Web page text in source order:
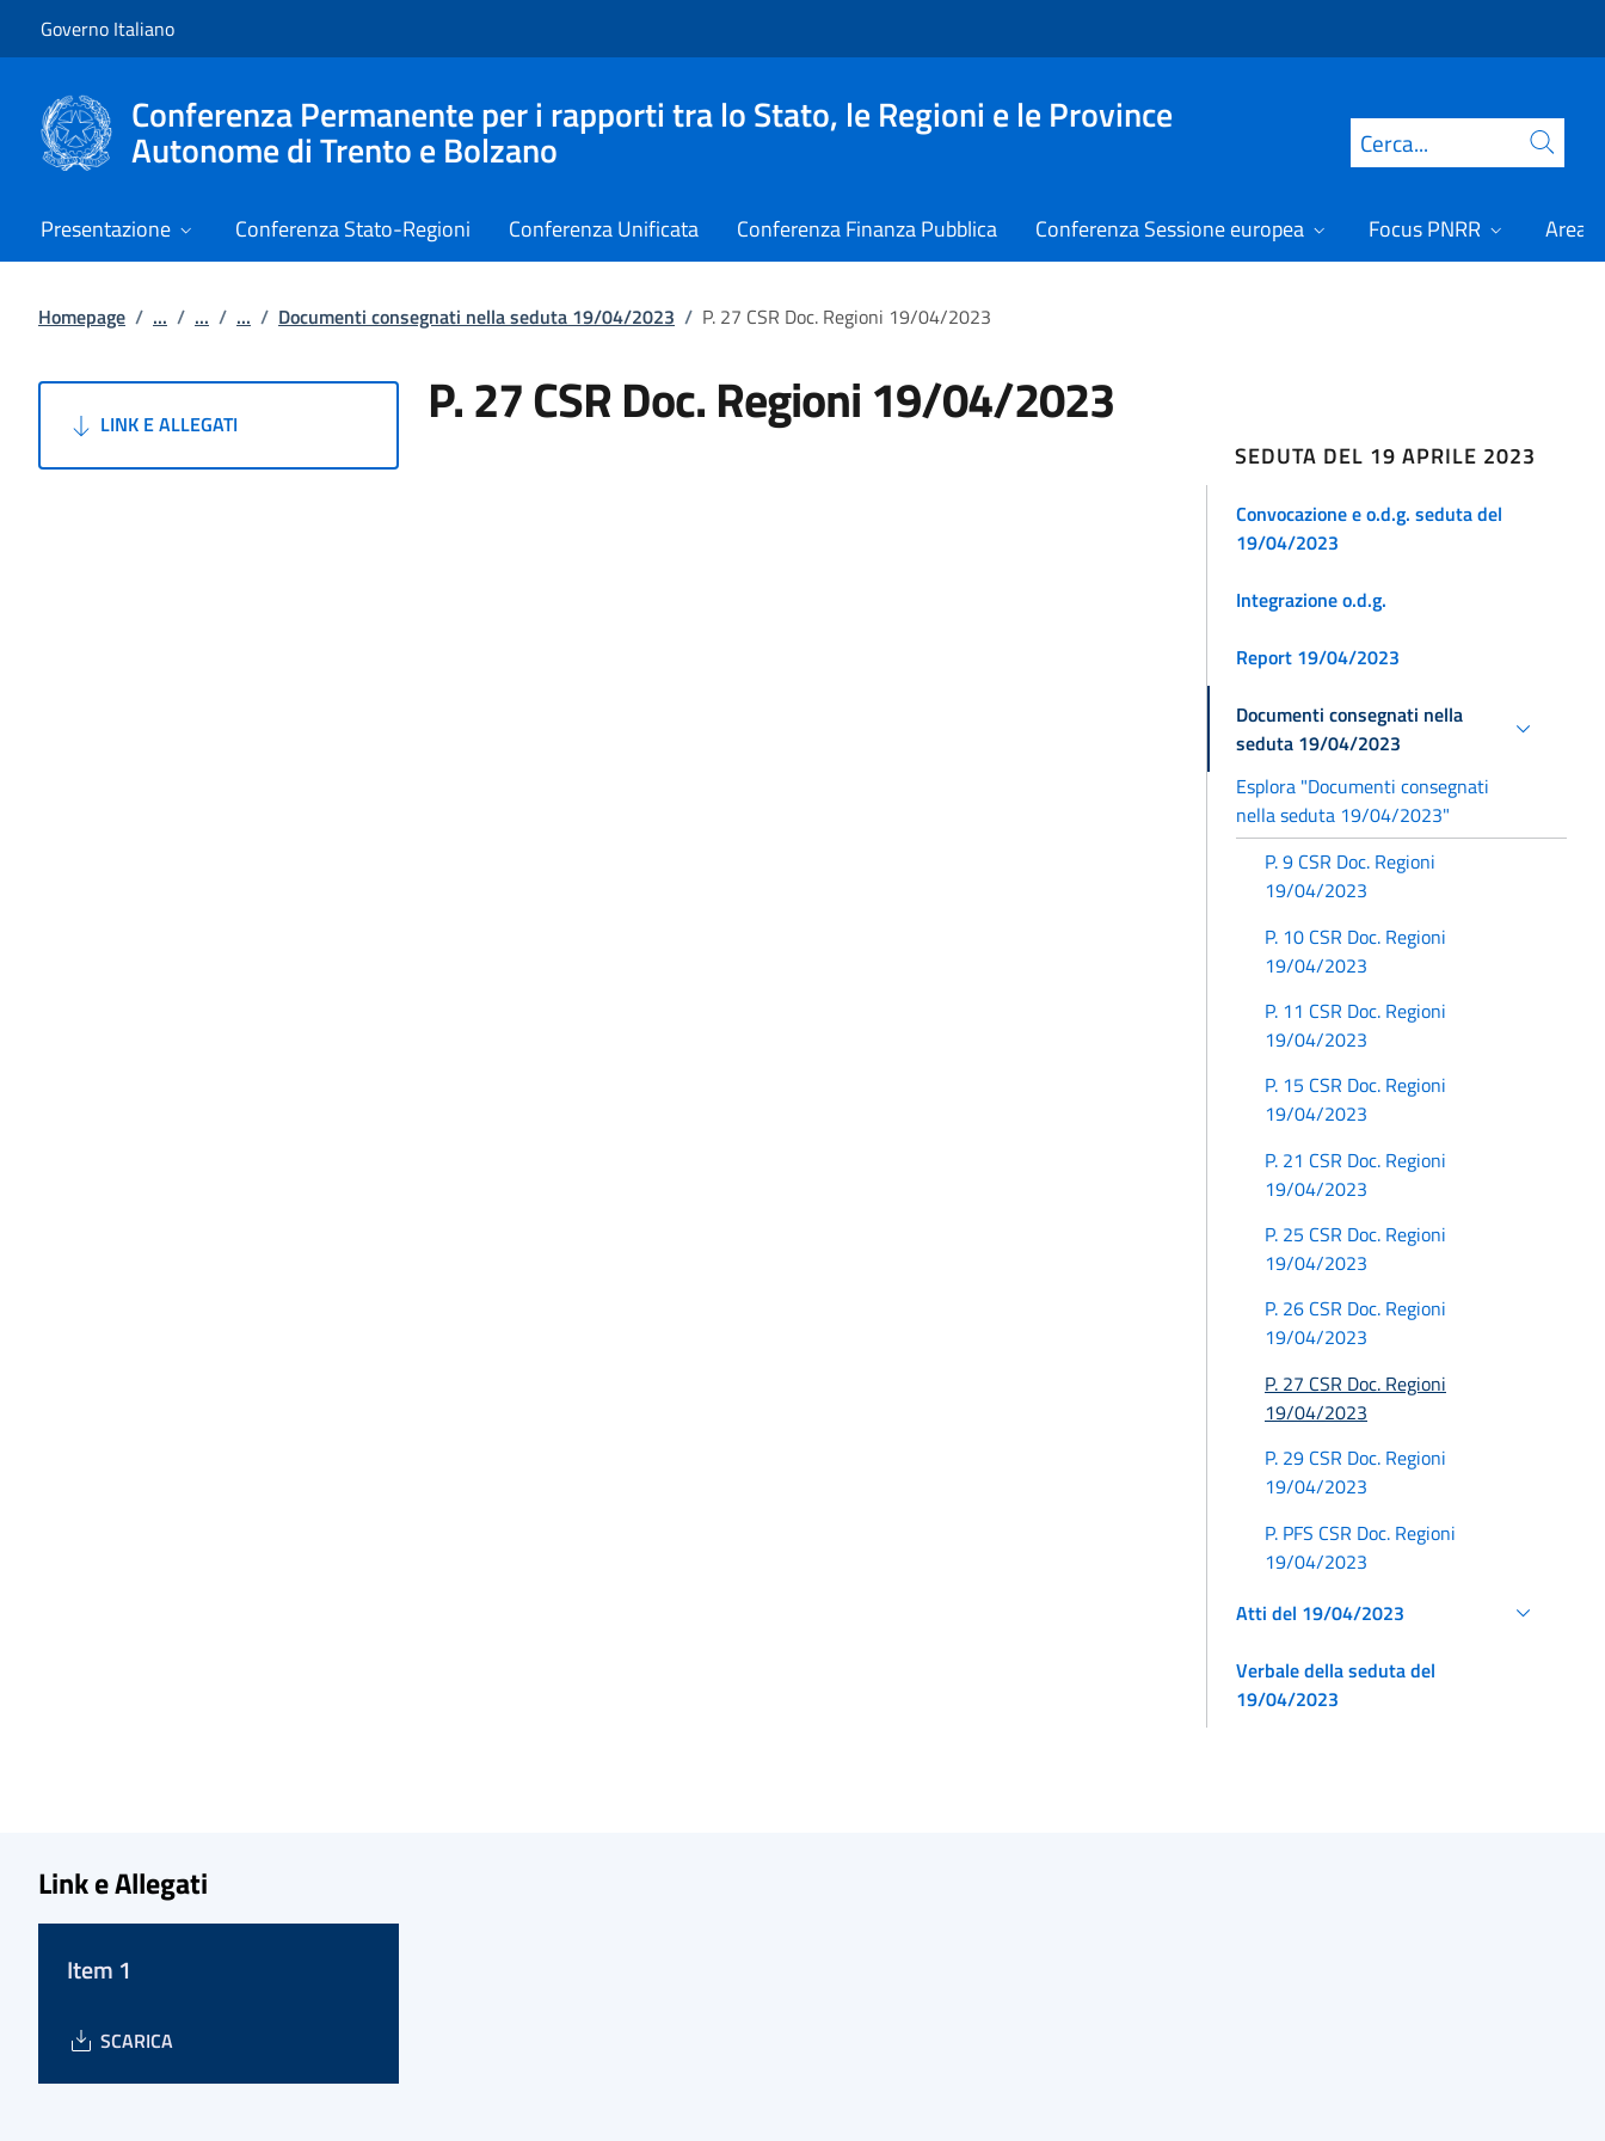
Governo Italiano
Conferenza Permanente per i rapporti tra lo Stato, le Regioni e le Province
Autonome di Trento e Bolzano Cerca
Presentazione Conferenza Stato-Regioni Conferenza Unificata Conferenza Finanza Pubblica Conferenza Sessione europea Focus PNRR Area
Homepage / ... / ... / ... / Documenti consegnati nella seduta 19/04/2023 / P. 27 CSR Doc. Regioni 19/04/2023
LINK E ALLEGATI P. 27 CSR Doc. Regioni 19/04/2023
SEDUTA DEL 19 APRILE 2023
Convocazione e o.d.g. seduta del
19/04/2023
Integrazione o.d.g.
Report 19/04/2023
Documenti consegnati nella
seduta 19/04/2023
Esplora "Documenti consegnati
nella seduta 19/04/2023"
P. 9 CSR Doc. Regioni
19/04/2023
P. 10 CSR Doc. Regioni
19/04/2023
P. 11 CSR Doc. Regioni
19/04/2023
P. 15 CSR Doc. Regioni
19/04/2023
P. 21 CSR Doc. Regioni
19/04/2023
P. 25 CSR Doc. Regioni
19/04/2023
P. 26 CSR Doc. Regioni
19/04/2023
P. 27 CSR Doc. Regioni
19/04/2023
P. 29 CSR Doc. Regioni
19/04/2023
P. PFS CSR Doc. Regioni
19/04/2023
Atti del 19/04/2023
Verbale della seduta del
19/04/2023
Link e Allegati
Item 1
SCARICA